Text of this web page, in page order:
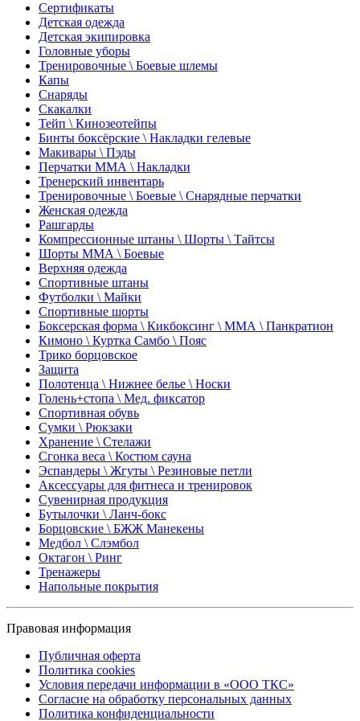
Сертификаты
Детская одежда
Детская экипировка
Головные уборы
Тренировочные \ Боевые шлемы
Капы
Снаряды
Скакалки
Тейп \ Кинозеотейпы
Бинты боксёрские \ Накладки гелевые
Макивары \ Пэды
Перчатки ММА \ Накладки
Тренерский инвентарь
Тренировочные \ Боевые \ Снарядные перчатки
Женская одежда
Рашгарды
Компрессионные штаны \ Шорты \ Тайтсы
Шорты ММА \ Боевые
Верхняя одежда
Спортивные штаны
Футболки \ Майки
Спортивные шорты
Боксерская форма \ Кикбоксинг \ ММА \ Панкратион
Кимоно \ Куртка Самбо \ Пояс
Трико борцовское
Защита
Полотенца \ Нижнее белье \ Носки
Голень+стопа \ Мед. фиксатор
Спортивная обувь
Сумки \ Рюкзаки
Хранение \ Стелажи
Сгонка веса \ Костюм сауна
Эспандеры \ Жгуты \ Резиновые петли
Аксессуары для фитнеса и тренировок
Сувенирная продукция
Бутылочки \ Ланч-бокс
Борцовские \ БЖЖ Манекены
Медбол \ Слэмбол
Октагон \ Ринг
Тренажеры
Напольные покрытия
Правовая информация
Публичная оферта
Политика cookies
Условия передачи информации в «ООО ТКС»
Согласие на обработку персональных данных
Политика конфиденциальности